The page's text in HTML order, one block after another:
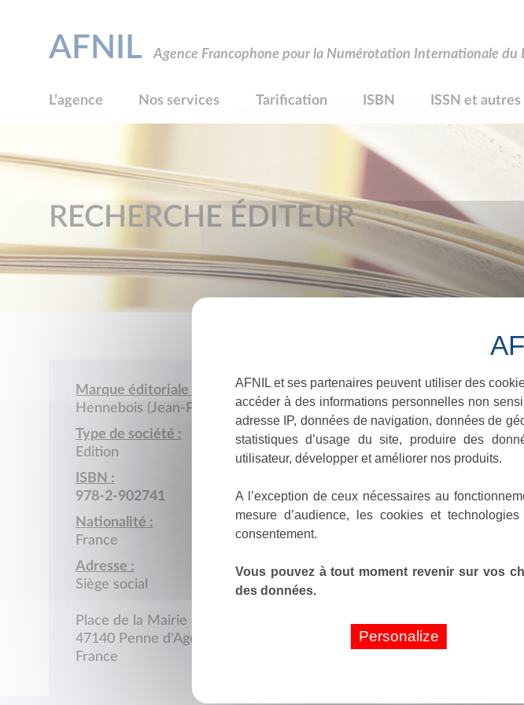
AFNIL Agence Francophone pour la Numérotation Internationale du
L’agence Nos services Tarification ISBN ISSN et
RECHERCHE ÉDITEUR
Marque éditoriale :
Hennebois (Jean-Pierre)
Type de société :
Edition
ISBN :
978-2-902741
Nationalité :
France
Adresse :
Siège social
Place de la Mairie
47140 Penne d'Agenais
France
AFNIL et ses partenaires peuvent utiliser des
accéder à des informations personnelles non
adresse IP, données de navigation, données de
statistiques d’usage du site, produire des
utilisateur, développer et améliorer nos produits.
A l’exception de ceux nécessaires au
mesure d’audience, les cookies et
consentement.
Vous pouvez à tout moment revenir sur vos
des données.
Personalize